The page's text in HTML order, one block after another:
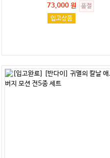
73,000 원
품절
입고상품